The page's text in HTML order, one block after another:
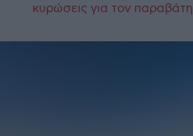
κυρώσεις για τον παραβάτη